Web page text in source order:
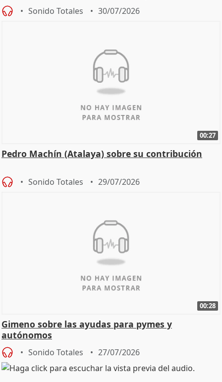
Sonido Totales 30/07/2026
00:27
Pedro Machín (Atalaya) sobre su contribución
Sonido Totales 29/07/2026
00:28
Gimeno sobre las ayudas para pymes y
autónomos
Sonido Totales 27/07/2026